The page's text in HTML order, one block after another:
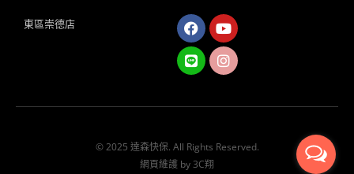
東區崇德店
FacebookYoutube
Line Instagram
© 2025 達森快保. All Rights Reserved.
網頁維護 by 3C翔